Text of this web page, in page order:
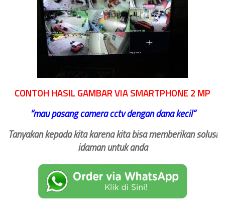
CONTOH HASIL GAMBAR VIA SMARTPHONE 2 MP
‘‘mau pasang camera cctv dengan dana kecil“
Tanyakan kepada kita karena kita bisa memberikan solusi
idaman untuk anda